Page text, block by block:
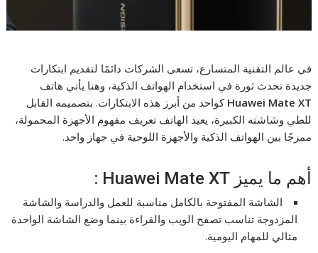
في عالم التقنية المتسارع، تسعى الشركات دائمًا لتقديم ابتكارات
جديدة تحدث ثورة في استخدام الهواتف الذكية، وهنا يأتي هاتف
Huawei Mate XT كواحد من أبرز هذه الابتكارات. بتصميمه القابل
للطي وشاشته الكبيرة، يعيد الهاتف تعريف مفهوم الأجهزة المحمولة،
ممزجًا بين الهواتف الذكية والأجهزة اللوحية في جهاز واحد.
أهم ما يميز Huawei Mate XT :
الشاشة المفتوحة بالكامل مناسبة للعمل والدراسة والشاشة
المزدوجة تناسب تصفح الويب والقراءة بينما وضع الشاشة الواحدة
مثالي للمهام اليومية.